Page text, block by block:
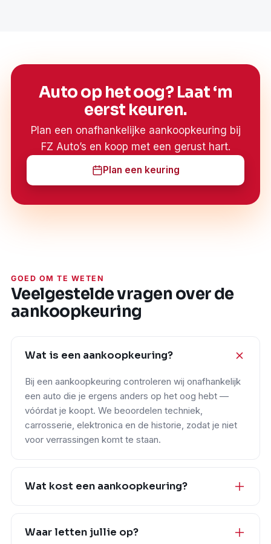
Auto op het oog? Laat ‘m
eerst keuren.
Plan een onafhankelijke aankoopkeuring bij
FZ Auto’s en koop met een gerust hart.
Plan een keuring
GOED OM TE WETEN
Veelgestelde vragen over de
aankoopkeuring
Wat is een aankoopkeuring?
Bij een aankoopkeuring controleren wij onafhankelijk
een auto die je ergens anders op het oog hebt —
vóórdat je koopt. We beoordelen techniek,
carrosserie, elektronica en de historie, zodat je niet
voor verrassingen komt te staan.
Wat kost een aankoopkeuring?
Waar letten jullie op?